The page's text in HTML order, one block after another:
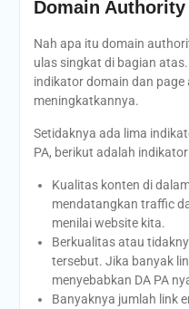
Domain Authority
Nah apa itu domain
ulas singkat di bagian
indikator domain dan
meningkatkannya.
Setidaknya ada lima
PA, berikut adalah
Kualitas konten di
mendatangkan traffic
menilai website kita.
Berkualitas atau
tersebut. Jika banyak
menyebabkan DA PA
Banyaknya jumlah link